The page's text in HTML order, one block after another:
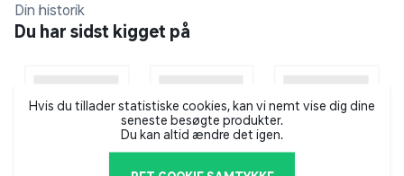
Din historik
Du har sidst kigget på
Hvis du tillader statistiske cookies, kan vi nemt vise dig dine
seneste besøgte produkter.
Du kan altid ændre det igen.